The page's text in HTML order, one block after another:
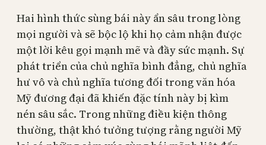
Hai hình thức sùng bái này ẩn sâu trong lòng
mọi người và sẽ bộc lộ khi họ cảm nhận được
một lời kêu gọi mạnh mẽ và đầy sức mạnh. Sự
phát triển của chủ nghĩa bình đẳng, chủ nghĩa
hư vô và chủ nghĩa tương đối trong văn hóa
Mỹ đương đại đã khiến đặc tính này bị kìm
nén sâu sắc. Trong những điều kiện thông
thường, thật khó tưởng tượng rằng người Mỹ